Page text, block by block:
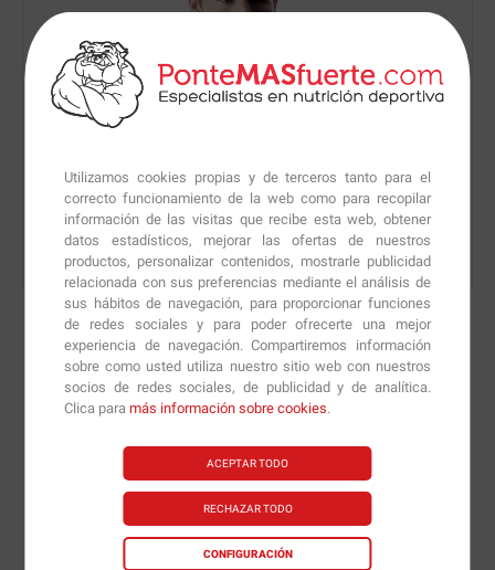
Utilizamos cookies propias y de terceros tanto para el
correcto funcionamiento de la web como para recopilar
información de las visitas que recibe esta web, obtener
datos estadísticos, mejorar las ofertas de nuestros
productos, personalizar contenidos, mostrarle publicidad
relacionada con sus preferencias mediante el análisis de
sus hábitos de navegación, para proporcionar funciones
de redes sociales y para poder ofrecerte una mejor
experiencia de navegación. Compartiremos información
sobre como usted utiliza nuestro sitio web con nuestros
socios de redes sociales, de publicidad y de analítica.
Clica paramás información sobre cookies.
ACEPTAR TODO
RECHAZAR TODO
CONFIGURACIÓN
Nuevas versiones y
recomendaciones de
nuestros nutricionistas.